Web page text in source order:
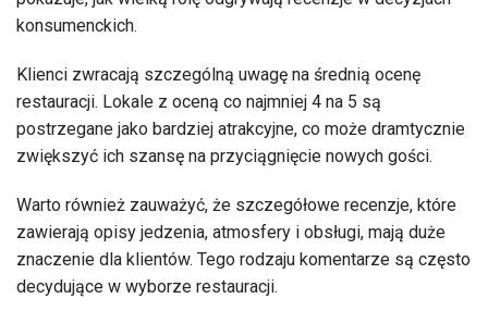
konsumenckich.
Klienci zwracają szczególną uwagę na średnią ocenę
restauracji. Lokale z oceną co najmniej 4 na 5 są
postrzegane jako bardziej atrakcyjne, co może dramtycznie
zwiększyć ich szansę na przyciągnięcie nowych gości.
Warto również zauważyć, że szczegółowe recenzje, które
zawierają opisy jedzenia, atmosfery i obsługi, mają duże
znaczenie dla klientów. Tego rodzaju komentarze są często
decydujące w wyborze restauracji.